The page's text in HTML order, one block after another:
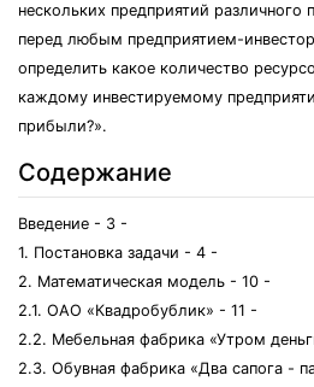
нескольких предприятий
перед любым предприятием-
определить какое количество
каждому инвестируемому
прибыли?».
Содержание
Введение - 3 -
1. Постановка задачи - 4 -
2. Математическая модель - 10 -
2.1. ОАО «Квадробублик» - 11 -
2.2. Мебельная фабрика «Утром
2.3. Обувная фабрика «Два сапога -